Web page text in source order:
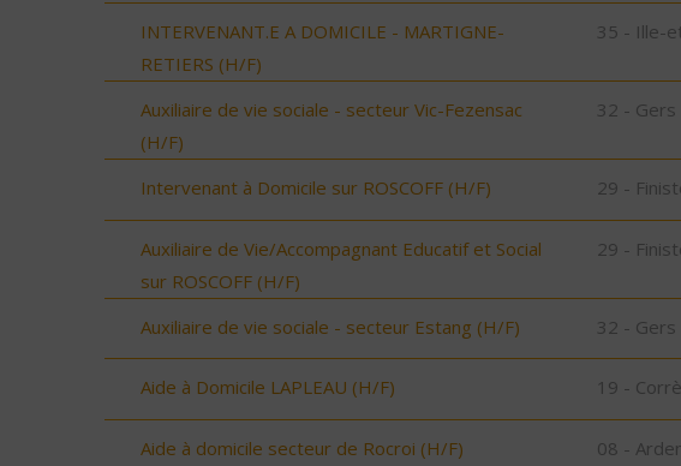
INTERVENANT.E A DOMICILE - MARTIGNE-
RETIERS (H/F)
35 - Ille-
Auxiliaire de vie sociale - secteur Vic-Fezensac
(H/F)
32 - Gers
Intervenant à Domicile sur ROSCOFF (H/F) 29 -
Auxiliaire de Vie/Accompagnant Educatif et Social
sur ROSCOFF (H/F)
29 -
Auxiliaire de vie sociale - secteur Estang (H/F) 32 - Gers
Aide à Domicile LAPLEAU (H/F) 19 -
Aide à domicile secteur de Rocroi (H/F) 08 -